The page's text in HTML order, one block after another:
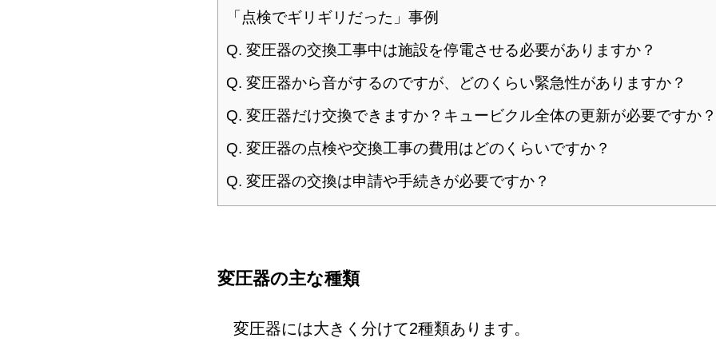
「点検でギリギリだった」事例
Q. 変圧器の交換工事中は施設を停電させる必要がありますか？
Q. 変圧器から音がするのですが、どのくらい緊急性がありますか？
Q. 変圧器だけ交換できますか？キュービクル全体の更新が必要ですか？
Q. 変圧器の点検や交換工事の費用はどのくらいですか？
Q. 変圧器の交換は申請や手続きが必要ですか？
変圧器の主な種類
変圧器には大きく分けて2種類あります。